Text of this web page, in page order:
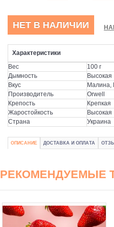
НЕТ В НАЛИЧИИ
Характеристики
Вес
100 г
Дымность
Высокая
Вкус
Малина,
Производитель
Orwell
Крепость
Крепкая
Жаростойкость
Высокая
Страна
Украина
ОПИСАНИЕ ДОСТАВКА И ОПЛАТА
РЕКОМЕНДУЕМЫЕ